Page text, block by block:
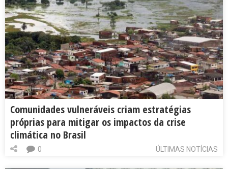
Comunidades vulneráveis criam estratégias
próprias para mitigar os impactos da crise
climática no Brasil
ÚLTIMAS NOTÍCIAS
0